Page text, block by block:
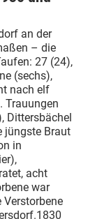
an der
– die
27 (24),
(sechs),
nach elf
Trauungen
Dittersbächel
jüngste Braut
in
acht
war